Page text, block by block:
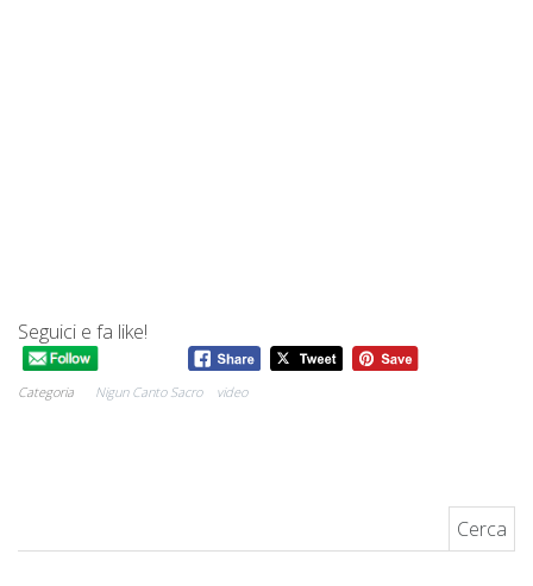
Seguici e fa like!
Categoria Nigun Canto Sacro video